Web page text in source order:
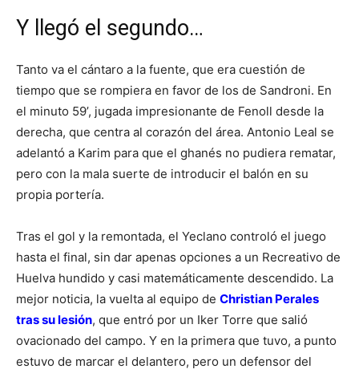
Y llegó el segundo…
Tanto va el cántaro a la fuente, que era cuestión de
tiempo que se rompiera en favor de los de Sandroni. En
el minuto 59’, jugada impresionante de Fenoll desde la
derecha, que centra al corazón del área. Antonio Leal se
adelantó a Karim para que el ghanés no pudiera rematar,
pero con la mala suerte de introducir el balón en su
propia portería.
Tras el gol y la remontada, el Yeclano controló el juego
hasta el final, sin dar apenas opciones a un Recreativo de
Huelva hundido y casi matemáticamente descendido. La
mejor noticia, la vuelta al equipo de Christian Perales
tras su lesión, que entró por un Iker Torre que salió
ovacionado del campo. Y en la primera que tuvo, a punto
estuvo de marcar el delantero, pero un defensor del